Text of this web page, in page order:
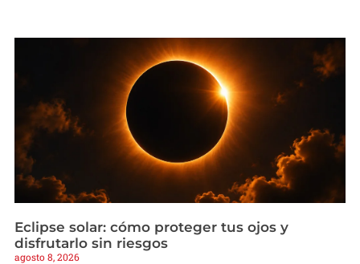
Eclipse solar: cómo proteger tus ojos y
disfrutarlo sin riesgos
agosto 8, 2026